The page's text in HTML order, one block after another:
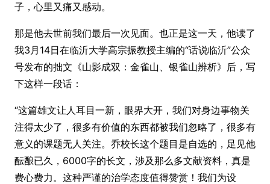
子，心里又痛又感动。
那是他去世前我们最后一次见面。也正是这一天，他读了
我3月14日在临沂大学高宗振教授主编的“话说临沂”公众
号发布的拙文《山影成双：金雀山、银雀山辨析》后，写
下这样一段话：
“这篇雄文让人耳目一新，眼界大开，我们对身边事物关
注得太少了，很多有价值的东西都被我们忽略了，很多有
意义的课题无人关注。乔校长这个题目是自选的，足见他
酝酿已久，6000字的长文，涉及那么多文献资料，真是
费心费力。这种严谨的治学态度值得赞赏！我们为设